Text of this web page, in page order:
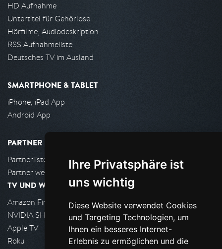
Ihre Privatsphäre ist
uns wichtig
Diese Website verwendet Cookies
und Targeting Technologien, um
Ihnen ein besseres Internet-
Erlebnis zu ermöglichen und die
HD Aufnahme
Untertitel für Gehörlose
Hörfilme, Audiodeskription
RSS Aufnahmeliste
Deutsches TV im Ausland
SMARTPHONE & TABLET
iPhone, iPad App
Android App
PARTNER
Partnerliste
Partner werden
TV UND WOHNZIMMER
Amazon FireTV
NVIDIA SHIELD, Google TV
Apple TV
Roku